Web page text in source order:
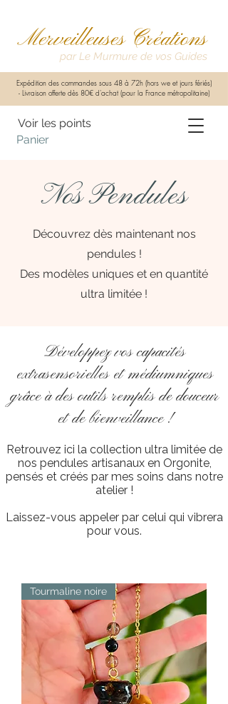
Merveilleuses Créations
Panier
Expédition des commandes sous 48 à 72h (hors we et jours fériés)
- Livraison offerte dès 80€ d'achat (pour la France métropolitaine)
par Le Murmure de vos Guides
Voir les points
Nos Pendules
Découvrez dès maintenant nos
pendules !
Des modèles uniques et en quantité
ultra limitée !
Développez vos capacités
extrasensorielles et médiumniques
grâce à des outils remplis de douceur
et de bienveillance !
Retrouvez ici la collection ultra limitée de
nos pendules artisanaux en Orgonite,
pensés et créés par mes soins dans notre
atelier !
Laissez-vous appeler par celui qui vibrera
pour vous.
Tourmaline noire